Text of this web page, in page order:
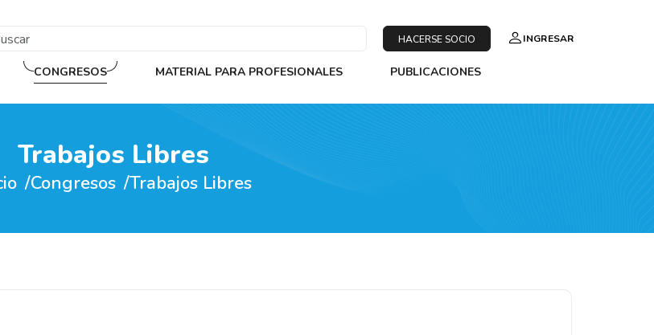
HACERSE SOCIO INGRESAR
CONGRESOS MATERIAL PARA PROFESIONALES PUBLICACIONES
Trabajos Libres
Congresos Trabajos Libres